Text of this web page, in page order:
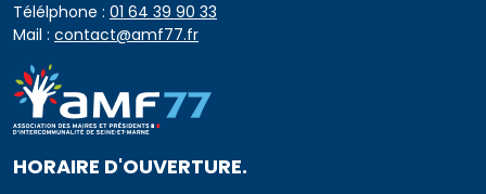
Télélphone : 01 64 39 90 33
Mail : contact@amf77.fr
HORAIRE D'OUVERTURE.